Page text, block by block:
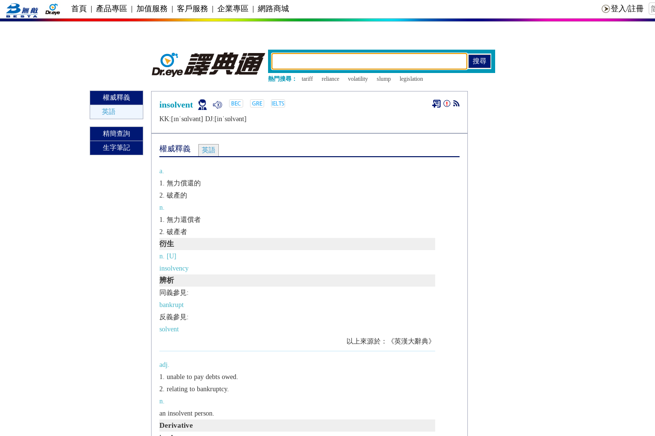
首頁 | 產品專區 | 加值服務 | 客戶服務 | 企業專區 | 網路商城
熱門搜尋： tariff reliance volatility slump legislation
權威釋義
英語
精簡查詢
生字筆記
insolvent
KK:[ɪnˈsɑlvǝnt] DJ:[inˈsɒlvǝnt]
權威釋義 英語
a.
無力償還的
破產的
n.
無力還償者
破產者
衍生
n. [U]
insolvency
辨析
同義參見:
bankrupt
反義參見:
solvent
以上來源於：《英漢大辭典》
adj.
unable to pay debts owed.
relating to bankruptcy.
n.
an insolvent person.
Derivative